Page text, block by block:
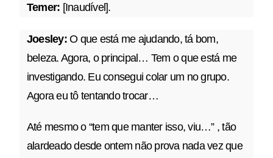
Temer: [Inaudível].
Joesley:O que está me ajudando, tá bom,
beleza. Agora, o principal… Tem o que está me
investigando. Eu consegui colar um no grupo.
Agora eu tô tentando trocar…
Até mesmo o “tem que manter isso, viu…” , tão
alardeado desde ontem não prova nada vez que